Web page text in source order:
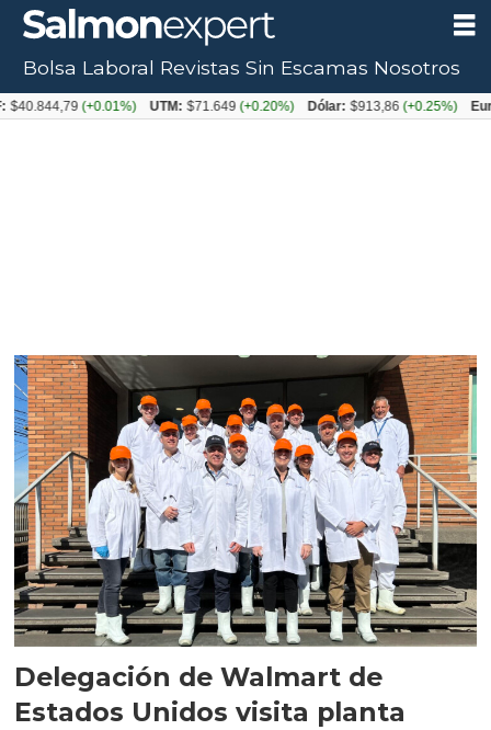
Tag:
Delegación de Walmart de
Estados Unidos visita planta
Bolsa Laboral Revistas Sin Escamas Nosotros
$40.844,79(+0.01%) UTM: $71.649(+0.20%) Dólar: $913,86(+0.25%)